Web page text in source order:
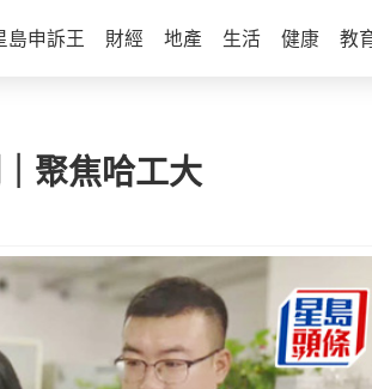
島申訴王 財經 地產 生活 健康 教
聚焦哈工大